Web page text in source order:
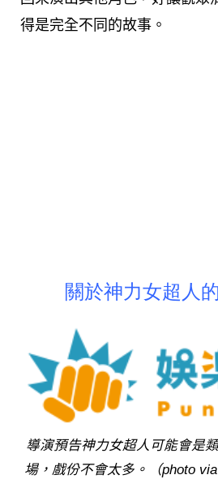
得是完全不同的故事。
關於神力女超人
導演預告神力女超人可能會是
場，戲份不會太多。（photo via